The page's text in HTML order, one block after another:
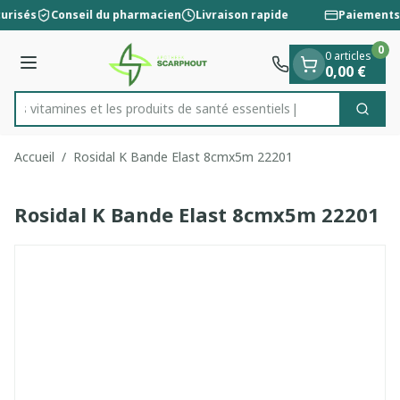
Aller au contenu
1 de 1
Conseil du pharmacien Livraison rapide
Menu
Rechercher
les vitamines et les produits de santé essentiels
0 articles
0,00 €
0
Accueil / Rosidal K Bande Elast 8cmx5m 22201
Rosidal K Bande Elast 8cmx5m 22201